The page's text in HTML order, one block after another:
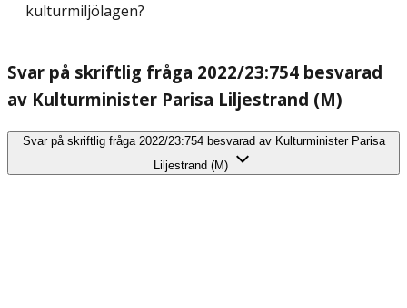
kulturmiljölagen?
Svar på skriftlig fråga 2022/23:754 besvarad
av Kulturminister Parisa Liljestrand (M)
Svar på skriftlig fråga 2022/23:754 besvarad av Kulturminister Parisa
Liljestrand (M)